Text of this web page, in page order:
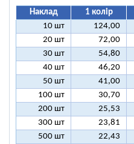
Наклад 1 колір
10 шт
124,00
20 шт
72,00
30 шт
54,80
40 шт
46,20
50 шт
41,00
100 шт
30,70
200 шт
25,53
300 шт
23,81
500 шт
22,43